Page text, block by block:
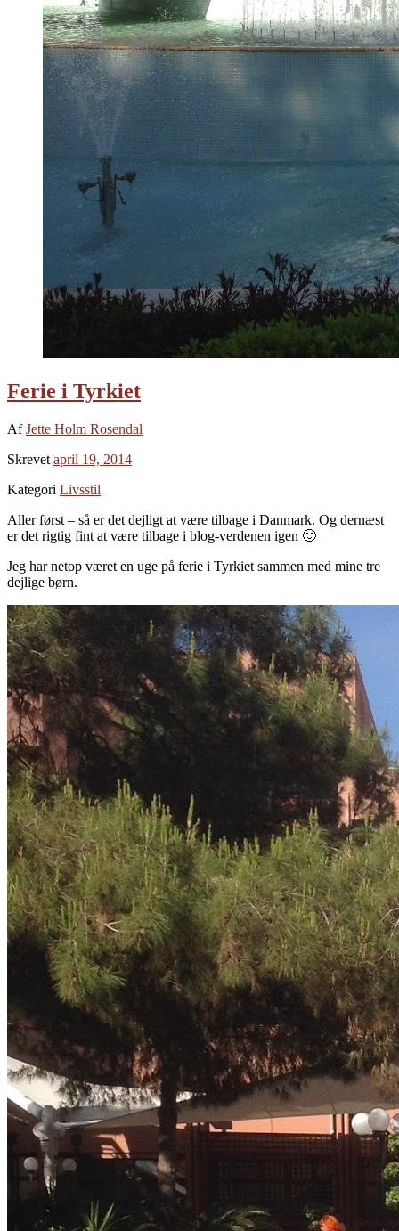
Ferie i Tyrkiet
AfJette Holm Rosendal
Skrevet april 19, 2014
Kategori Livsstil
Aller først – så er det dejligt at være tilbage i Danmark. Og dernæst
er det rigtig fint at være tilbage i blog-verdenen igen 🙂
Jeg har netop været en uge på ferie i Tyrkiet sammen med mine tre
dejlige børn.